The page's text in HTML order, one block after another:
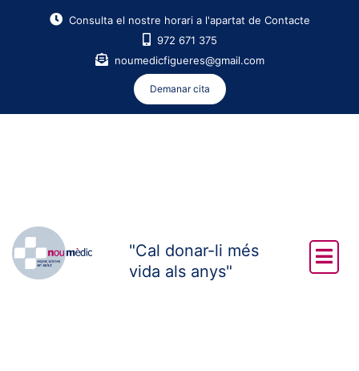
Consulta el nostre horari a l'apartat de Contacte
972 671 375
noumedicfigueres@gmail.com
Demanar cita
"Cal donar-li més
vida als anys"